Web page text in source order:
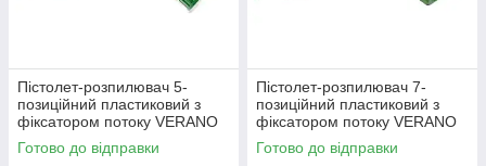
Пістолет-розпилювач 5-
позиційний пластиковий з
фіксатором потоку VERANO
72-005 |поливалка
розпилювач пістолет для
Готово до відправки
Пістолет-розпилювач 7-
позиційний пластиковий з
фіксатором потоку VERANO
72-007 |поливалка
розпилювач пістолет для
Готово до відправки